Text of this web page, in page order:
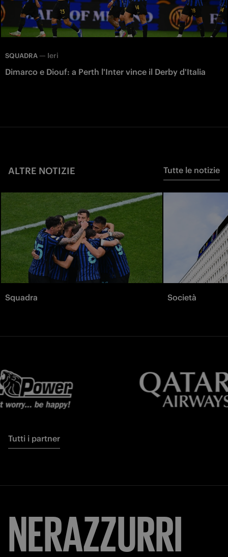
SQUADRA — Ieri
Dimarco e Diouf: a Perth l'Inter vince il Derby d'Italia
ALTRE NOTIZIE Tutte le notizie
Squadra Società
Tutti i partner
NERAZZURRI